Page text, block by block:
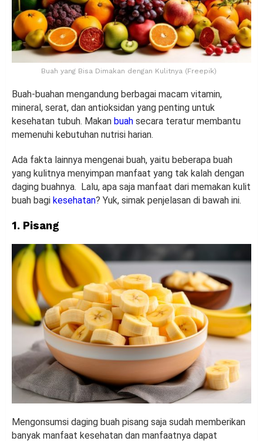
Buah yang Bisa Dimakan dengan Kulitnya (Freepik)
Buah-buahan mengandung berbagai macam vitamin,
mineral, serat, dan antioksidan yang penting untuk
kesehatan tubuh. Makan buah secara teratur membantu
memenuhi kebutuhan nutrisi harian.
Ada fakta lainnya mengenai buah, yaitu beberapa buah
yang kulitnya menyimpan manfaat yang tak kalah dengan
daging buahnya. Lalu, apa saja manfaat dari memakan kulit
buah bagi kesehatan? Yuk, simak penjelasan di bawah ini.
1. Pisang
Mengonsumsi daging buah pisang saja sudah memberikan
banyak manfaat kesehatan dan manfaatnya dapat